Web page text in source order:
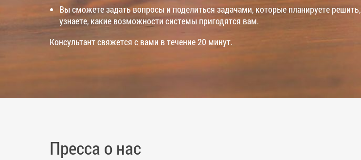
Вы сможете задать вопросы и поделиться задачами, которые планируете решить,
узнаете, какие возможности системы пригодятся вам.
Консультант свяжется с вами в течение 20 минут.
Пресса о нас